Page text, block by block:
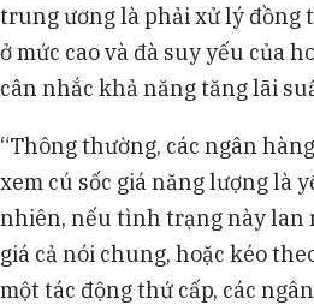
trung ương là phải xử lý đồng
ở mức cao và đà suy yếu của
cân nhắc khả năng tăng lãi
“Thông thường, các ngân
xem cú sốc giá năng lượng là
nhiên, nếu tình trạng này lan
giá cả nói chung, hoặc kéo
một tác động thứ cấp, các